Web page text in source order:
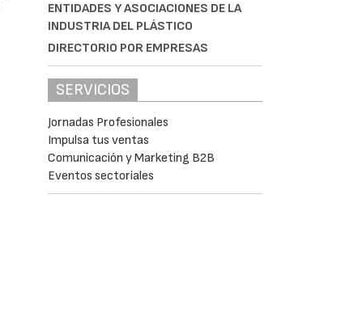
ENTIDADES Y ASOCIACIONES DE LA
INDUSTRIA DEL PLÁSTICO
DIRECTORIO POR EMPRESAS
SERVICIOS
Jornadas Profesionales
Impulsa tus ventas
Comunicación y Marketing B2B
Eventos sectoriales